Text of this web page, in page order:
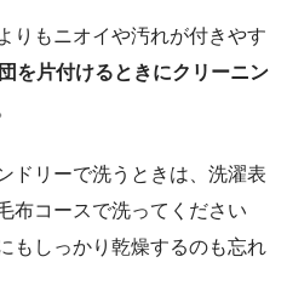
りもニオイや汚れが付きやす
を片付けるときにクリーニン
ドリーで洗うときは、洗濯表
布コースで洗ってください
もしっかり乾燥するのも忘れ